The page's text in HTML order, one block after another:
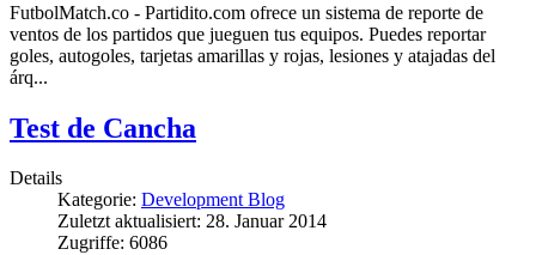
FutbolMatch.co - Partidito.com ofrece un sistema de reporte de
ventos de los partidos que jueguen tus equipos. Puedes reportar
goles, autogoles, tarjetas amarillas y rojas, lesiones y atajadas del
árq...
Test de Cancha
Details
Kategorie: Development Blog
Zuletzt aktualisiert: 28. Januar 2014
Zugriffe: 6086